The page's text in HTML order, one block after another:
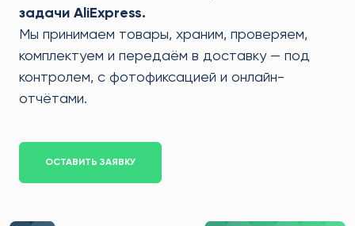
задачи AliExpress.
Мы принимаем товары, храним, проверяем,
комплектуем и передаём в доставку — под
контролем, с фотофиксацией и онлайн-
отчётами.
ОСТАВИТЬ ЗАЯВКУ